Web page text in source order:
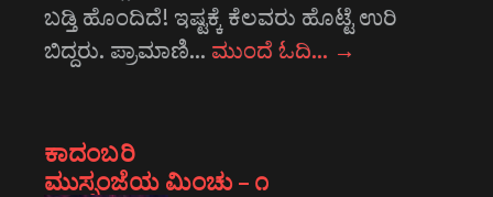
ಬಡ್ತಿ ಹೊಂದಿದೆ! ಇಷ್ಟಕ್ಕೆ ಕೆಲವರು ಹೊಟ್ಟೆ ಉರಿ
ಬಿದ್ದರು. ಪ್ರಾಮಾಣಿ… ಮುಂದೆ ಓದಿ… →
ಕಾದಂಬರಿ
ಮುಸ್ಸಂಜೆಯ ಮಿಂಚು – ೧